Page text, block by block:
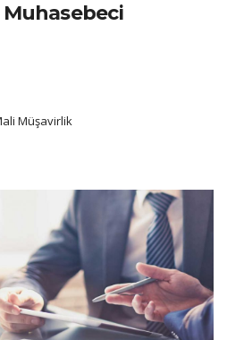
Müşavirlik